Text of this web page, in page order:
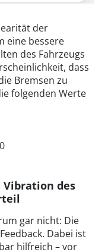
der
eine bessere
des Fahrzeugs
dass
Bremsen zu
folgenden Werte
Vibration des
gar nicht: Die
Dabei ist
hilfreich – vor